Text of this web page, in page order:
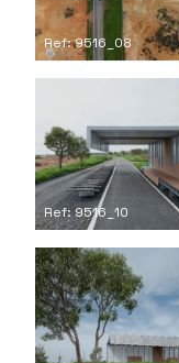
Ref: 9516_08
Ref: 9516_10